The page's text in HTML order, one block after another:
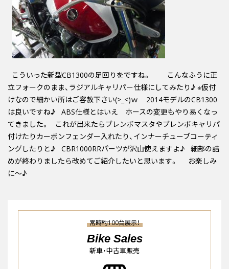
こういった新型CB1300の足回りをですね。
こんなふうに正
立フォークのまま、ラジアルキャリパー仕様にしてみたり♪ ※仮付
けなので細かい所はご容赦下さい(>_<)ｗ
2014モデルのCB1300
は良いですね♪ ABS仕様とはいえ ホースの変更もやり易くなっ
てきました。 これが出来たらブレンボマスタやブレンボキャリパ
付けたりカーボンフェンダー入れたり、インナーチューブコーティ
ングしたりと♪ CBR1000RRパーツが沢山使えますよ♪ 細部の詰
めが終わりましたら改めてご紹介したいと思います。 お楽しみ
に～♪
常時約100台展示！
Bike Sales
新車・中古車販売